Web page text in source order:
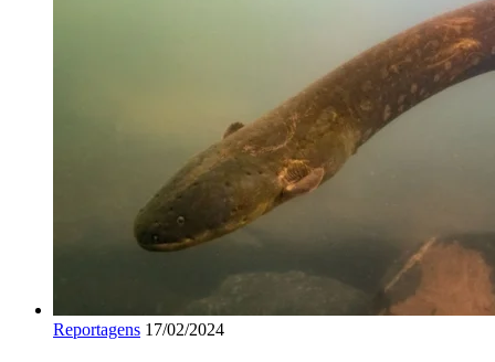
Reportagens 17/02/2024